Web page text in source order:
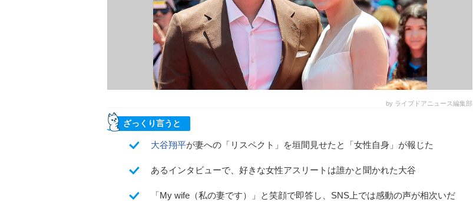
by ライブドアニュース編集部
ざっくり言うと
大谷翔平が妻への「リスペクト」を垣間見せたと「女性自身」が報じた
あるインタビューで、好きな女性アスリートは誰かと聞かれた大谷
「My wife（私の妻です）」と笑顔で即答し、SNS上では感動の声が相次いだ